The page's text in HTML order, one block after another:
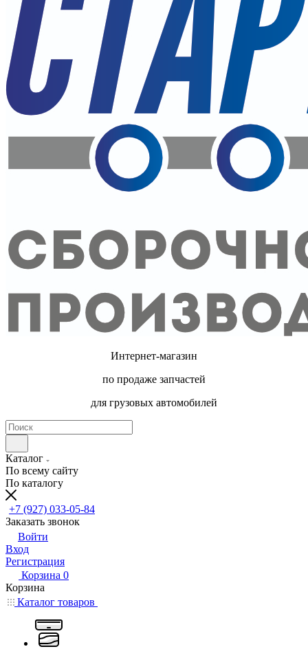
Интернет-магазин
по продаже запчастей
для грузовых автомобилей
Каталог
По всему сайту
По каталогу
+7 (927) 033-05-84
Заказать звонок
Войти
Вход
Регистрация
Корзина 0
Корзина
Каталог товаров